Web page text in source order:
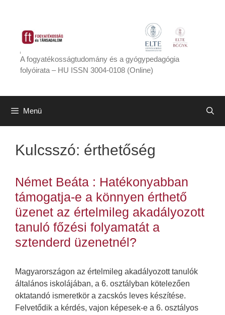
tartalomba
A fogyatékosságtudomány és a gyógypedagógia
folyóirata – HU ISSN 3004-0108 (Online)
Menü
Kulcsszó: érthetőség
Német Beáta : Hatékonyabban
támogatja-e a könnyen érthető
üzenet az értelmileg akadályozott
tanuló főzési folyamatát a
sztenderd üzenetnél?
Magyarországon az értelmileg akadályozott tanulók
általános iskolájában, a 6. osztályban kötelezően
oktatandó ismeretkör a zacskós leves készítése.
Felvetődik a kérdés, vajon képesek-e a 6. osztályos